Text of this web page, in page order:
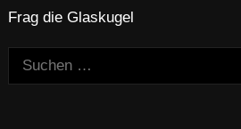
Frag die Glaskugel
Suchen: